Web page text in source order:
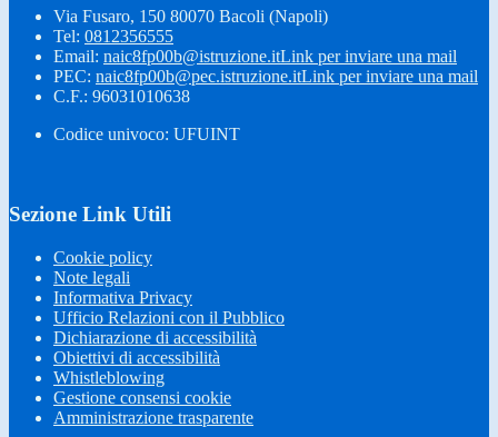
Via Fusaro, 150 80070 Bacoli (Napoli)
Tel: 0812356555
Email: naic8fp00b@istruzione.itLink per inviare una mail
PEC: naic8fp00b@pec.istruzione.itLink per inviare una mail
C.F.: 96031010638
Codice univoco: UFUINT
Sezione Link Utili
Cookie policy
Note legali
Informativa Privacy
Ufficio Relazioni con il Pubblico
Dichiarazione di accessibilità
Obiettivi di accessibilità
Whistleblowing
Gestione consensi cookie
Amministrazione trasparente